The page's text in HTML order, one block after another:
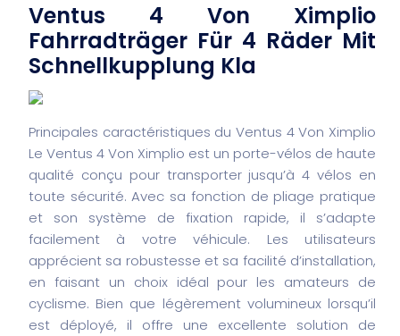
Ventus 4 Von Ximplio
Fahrradträger Für 4 Räder Mit
Schnellkupplung Kla
Principales caractéristiques du Ventus 4 Von Ximplio
Le Ventus 4 Von Ximplio est un porte-vélos de haute
qualité conçu pour transporter jusqu’à 4 vélos en
toute sécurité. Avec sa fonction de pliage pratique
et son système de fixation rapide, il s’adapte
facilement à votre véhicule. Les utilisateurs
apprécient sa robustesse et sa facilité d’installation,
en faisant un choix idéal pour les amateurs de
cyclisme. Bien que légèrement volumineux lorsqu’il
est déployé, il offre une excellente solution de